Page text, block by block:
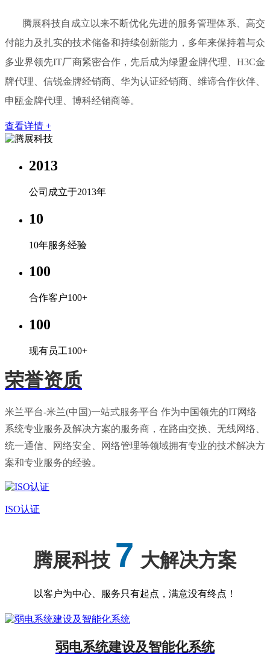
腾展科技自成立以来不断优化先进的服务管理体系、高交
付能力及扎实的技术储备和持续创新能力，多年来保持着与众
多业界领先IT厂商紧密合作，先后成为绿盟金牌代理、H3C金
牌代理、信锐金牌经销商、华为认证经销商、维谛合作伙伴、
申瓯金牌代理、博科经销商等。
查看详情 +
2013
公司成立于2013年
10
10年服务经验
100
合作客户100+
100
现有员工100+
荣誉资质
米兰平台-米兰(中国)一站式服务平台 作为中国领先的IT网络
系统专业服务及解决方案的服务商，在路由交换、无线网络、
统一通信、网络安全、网络管理等领域拥有专业的技术解决方
案和专业服务的经验。
ISO认证
腾展科技 7 大解决方案
以客户为中心、服务只有起点，满意没有终点！
弱电系统建设及智能化系统